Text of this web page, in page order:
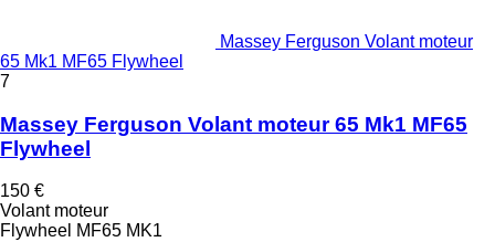
Massey Ferguson Volant moteur
65 Mk1 MF65 Flywheel
7
Massey Ferguson Volant moteur 65 Mk1 MF65
Flywheel
150 €
Volant moteur
Flywheel MF65 MK1